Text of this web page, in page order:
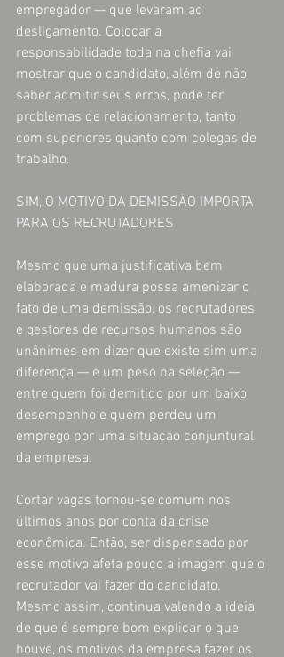
empregador — que levaram ao
desligamento. Colocar a
responsabilidade toda na chefia vai
mostrar que o candidato, além de não
saber admitir seus erros, pode ter
problemas de relacionamento, tanto
com superiores quanto com colegas de
trabalho.
SIM, O MOTIVO DA DEMISSÃO IMPORTA
PARA OS RECRUTADORES
Mesmo que uma justificativa bem
elaborada e madura possa amenizar o
fato de uma demissão, os recrutadores
e gestores de recursos humanos são
unânimes em dizer que existe sim uma
diferença — e um peso na seleção —
entre quem foi demitido por um baixo
desempenho e quem perdeu um
emprego por uma situação conjuntural
da empresa.
Cortar vagas tornou-se comum nos
últimos anos por conta da crise
econômica. Então, ser dispensado por
esse motivo afeta pouco a imagem que o
recrutador vai fazer do candidato.
Mesmo assim, continua valendo a ideia
de que é sempre bom explicar o que
houve, os motivos da empresa fazer os